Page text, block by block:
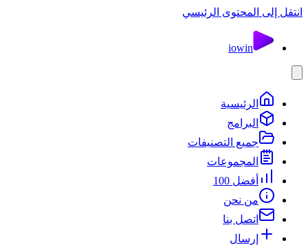
انتقل إلى المحتوى الرئيسي
iowin
الرئيسية
البرامج
جميع التصنيفات
المجموعات
أفضل 100
من نحن
اتصل بنا
إرسال